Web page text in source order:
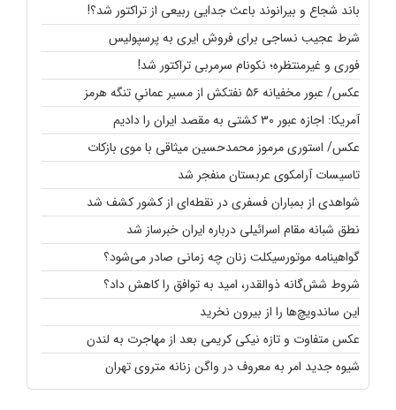
باند شجاع و بیرانوند باعث جدایی ربیعی از تراکتور شد؟!
شرط عجیب نساجی برای فروش ایری به پرسپولیس
فوری و غیرمنتظره؛‌ نکونام سرمربی تراکتور شد!
عکس/ عبور مخفیانه ۵۶ نفتکش از مسیر عمانیِ تنگه هرمز
آمریکا: اجازه عبور ۳۰ کشتی به مقصد ایران را دادیم
عکس/ استوری مرموز محمدحسین میثاقی با موی بازکات
تاسیسات آرامکوی عربستان منفجر شد
شواهدی از بمباران فسفری در نقطه‌ای از کشور کشف شد
نطق شبانه مقام اسرائیلی درباره ایران خبرساز شد
گواهینامه موتورسیکلت زنان چه زمانی صادر می‌شود؟
شروط شش‌گانه ذوالقدر، امید به توافق را کاهش داد؟
این ساندویچ‌ها را از بیرون نخرید
عکس متفاوت و تازه نیکی کریمی بعد از مهاجرت به لندن
شیوه جدید امر به معروف در واگن زنانه متروی تهران